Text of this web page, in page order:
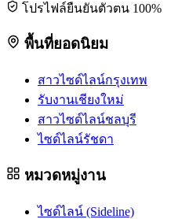
โปรไฟล์ยืนยันตัวตน 100%
พื้นที่ยอดนิยม
สาวไซด์ไลน์กรุงเทพ
รับงานเชียงใหม่
สาวไซด์ไลน์ชลบุรี
ไซด์ไลน์รัชดา
หมวดหมู่งาน
ไซด์ไลน์ (Sideline)